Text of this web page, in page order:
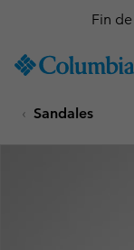
TO
SKIP
MAIN
Fin
Sandales